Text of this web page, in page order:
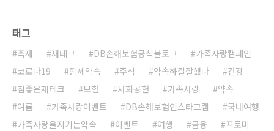
태그
축제 재테크 DB손해보험공식블로그
가족사랑캠페인
코로나19
함께약속 주식 약속하길잘했다
건강
참좋은재테크
보험 사회공헌 가족사랑
약속
여름
가족사랑이벤트 DB손해보험인스타그램
국내여행
가족사랑을지키는약속
이벤트 여행 금융
프로미